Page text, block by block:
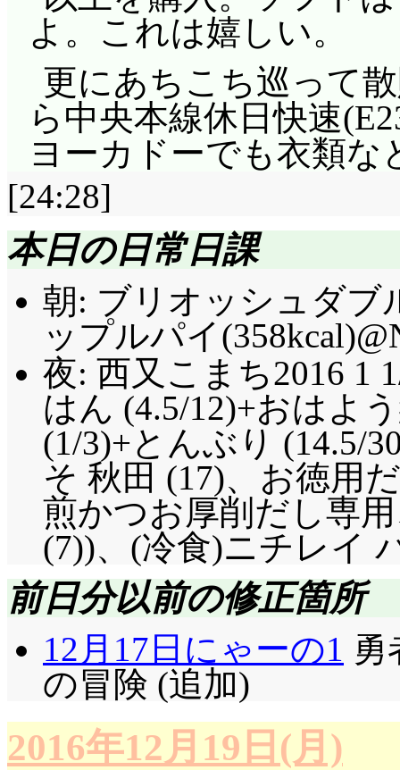
よ。これは嬉しい。
更にあちこち巡って
ら中央本線休日快速
ヨーカドーでも衣類な
[24:28]
本日の日常日課
朝: ブリオッシュダブ
ップルパイ
夜: 西又こまち2016 1
はん (4.5/12)+おはよ
(1/3)+とんぶり (14.5/
そ 秋田 (17)、お徳用
煎かつお厚削だし専
(7))、(冷食)ニチレイ
前日分以前の修正箇所
12月17日にゃーの1 勇
の冒険 (追加)
2016年12月19日(月)